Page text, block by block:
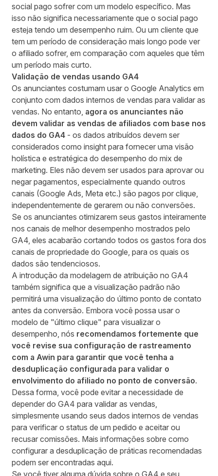
social pago sofrer com um modelo específico. Mas
isso não significa necessariamente que o social pago
esteja tendo um desempenho ruim. Ou um cliente que
tem um período de consideração mais longo pode ver
o afiliado sofrer, em comparação com aqueles que têm
um período mais curto.
Validação de vendas usando GA4
Os anunciantes costumam usar o Google Analytics em
conjunto com dados internos de vendas para validar as
vendas. No entanto, agora os anunciantes não
devem validar as vendas de afiliados com base nos
dados do GA4 - os dados atribuídos devem ser
considerados como insight para fornecer uma visão
holística e estratégica do desempenho do mix de
marketing. Eles não devem ser usados para aprovar ou
negar pagamentos, especialmente quando outros
canais (Google Ads, Meta etc.) são pagos por clique,
independentemente de gerarem ou não conversões.
Se os anunciantes otimizarem seus gastos inteiramente
nos canais de melhor desempenho mostrados pelo
GA4, eles acabarão cortando todos os gastos fora dos
canais de propriedade do Google, para os quais os
dados são tendenciosos.
A introdução da modelagem de atribuição no GA4
também significa que a visualização padrão não
permitirá uma visualização do último ponto de contato
antes da conversão. Embora você possa usar o
modelo de "último clique" para visualizar o
desempenho, nós recomendamos fortemente que
você revise sua configuração de rastreamento
com a Awin para garantir que você tenha a
desduplicação configurada para validar o
envolvimento do afiliado no ponto de conversão.
Dessa forma, você pode evitar a necessidade de
depender do GA4 para validar as vendas,
simplesmente usando seus dados internos de vendas
para verificar o status de um pedido e aceitar ou
recusar comissões. Mais informações sobre como
configurar a desduplicação de práticas recomendadas
podem ser encontradas aqui.
Se você tiver alguma dúvida sobre o GA4 e seu